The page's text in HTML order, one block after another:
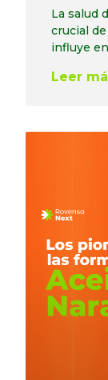
La salud
crucial
influye
Leer